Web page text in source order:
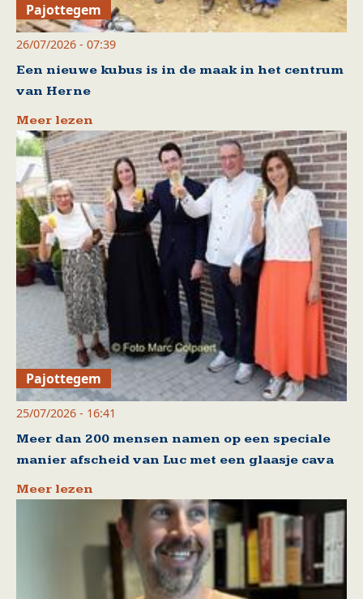
Pajottegem
26/07/2026 - 07:39
Een nieuwe kubus is in de maak in het centrum
van Herne
Meer lezen
Pajottegem
25/07/2026 - 16:41
Meer dan 200 mensen namen op een speciale
manier afscheid van Luc met een glaasje cava
Meer lezen